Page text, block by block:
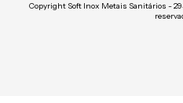
Copyright Soft Inox Metais Sanitários -